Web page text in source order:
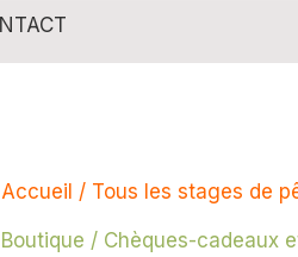
Accueil / Tous les stages de
Boutique / Chèques-cadeaux